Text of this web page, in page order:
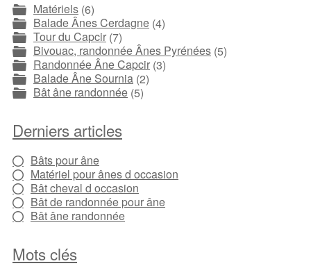
Matériels (6)
Balade Ânes Cerdagne (4)
Tour du Capcir (7)
Bivouac, randonnée Ânes Pyrénées (5)
Randonnée Âne Capcir (3)
Balade Âne Sournia (2)
Bât âne randonnée (5)
Derniers articles
Bâts pour âne
Matériel pour ânes d occasion
Bât cheval d occasion
Bât de randonnée pour âne
Bât âne randonnée
Mots clés